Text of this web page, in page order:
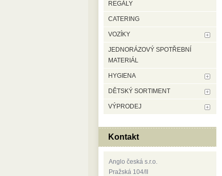
REGÁLY
CATERING
VOZÍKY
JEDNORÁZOVÝ SPOTŘEBNÍ
MATERIÁL
HYGIENA
DĚTSKÝ SORTIMENT
VÝPRODEJ
Kontakt
Anglo česká s.r.o.
Pražská 104/II